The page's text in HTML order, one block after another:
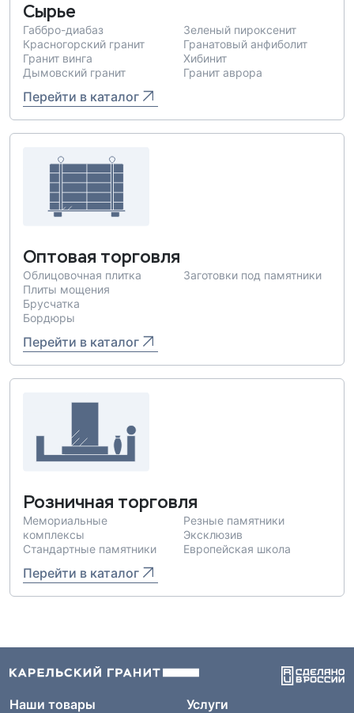
Сырье
Габбро-диабаз
Красногорский гранит
Гранит винга
Дымовский гранит
Зеленый пироксенит
Гранатовый анфиболит
Хибинит
Гранит аврора
Перейти в каталог
Оптовая торговля
Облицовочная плитка
Плиты мощения
Брусчатка
Бордюры
Заготовки под памятники
Перейти в каталог
Розничная торговля
Мемориальные
комплексы
Стандартные памятники
Резные памятники
Эксклюзив
Европейская школа
Перейти в каталог
Наши товары Услуги